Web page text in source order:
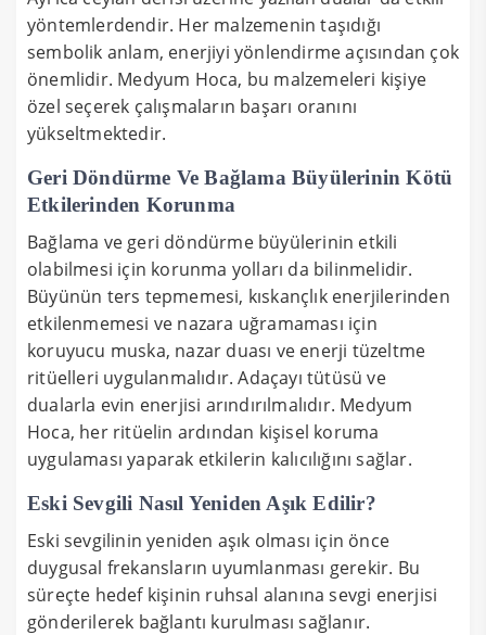
yöntemlerdendir. Her malzemenin taşıdığı
sembolik anlam, enerjiyi yönlendirme açısından çok
önemlidir. Medyum Hoca, bu malzemeleri kişiye
özel seçerek çalışmaların başarı oranını
yükseltmektedir.
Geri Döndürme Ve Bağlama Büyülerinin Kötü
Etkilerinden Korunma
Bağlama ve geri döndürme büyülerinin etkili
olabilmesi için korunma yolları da bilinmelidir.
Büyünün ters tepmemesi, kıskançlık enerjilerinden
etkilenmemesi ve nazara uğramaması için
koruyucu muska, nazar duası ve enerji tüzeltme
ritüelleri uygulanmalıdır. Adaçayı tütüsü ve
dualarla evin enerjisi arındırılmalıdır. Medyum
Hoca, her ritüelin ardından kişisel koruma
uygulaması yaparak etkilerin kalıcılığını sağlar.
Eski Sevgili Nasıl Yeniden Aşık Edilir?
Eski sevgilinin yeniden aşık olması için önce
duygusal frekansların uyumlanması gerekir. Bu
süreçte hedef kişinin ruhsal alanına sevgi enerjisi
gönderilerek bağlantı kurulması sağlanır.